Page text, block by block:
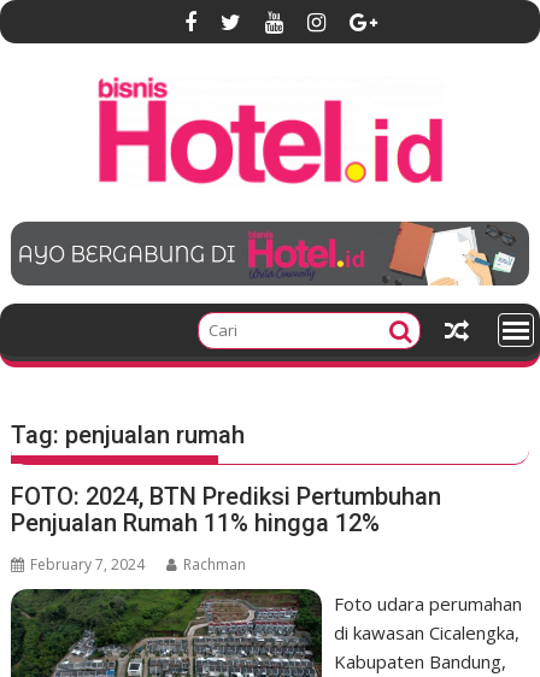
S
k
e
t
Tag: penjualan rumah
FOTO: 2024, BTN Prediksi Pertumbuhan
Penjualan Rumah 11% hingga 12%
February 7, 2024 Rachman
Foto udara perumahan
di kawasan Cicalengka,
Kabupaten Bandung,